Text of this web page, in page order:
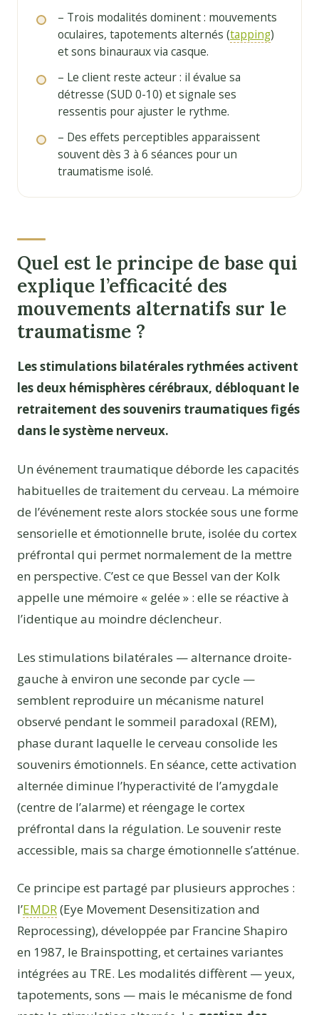
– Trois modalités dominent : mouvements
oculaires, tapotements alternés (tapping)
et sons binauraux via casque.
– Le client reste acteur : il évalue sa
détresse (SUD 0-10) et signale ses
ressentis pour ajuster le rythme.
– Des effets perceptibles apparaissent
souvent dès 3 à 6 séances pour un
traumatisme isolé.
Quel est le principe de base qui
explique l’efficacité des
mouvements alternatifs sur le
traumatisme ?
Les stimulations bilatérales rythmées activent
les deux hémisphères cérébraux, débloquant le
retraitement des souvenirs traumatiques figés
dans le système nerveux.
Un événement traumatique déborde les capacités
habituelles de traitement du cerveau. La mémoire
de l’événement reste alors stockée sous une forme
sensorielle et émotionnelle brute, isolée du cortex
préfrontal qui permet normalement de la mettre
en perspective. C’est ce que Bessel van der Kolk
appelle une mémoire « gelée » : elle se réactive à
l’identique au moindre déclencheur.
Les stimulations bilatérales — alternance droite-
gauche à environ une seconde par cycle —
semblent reproduire un mécanisme naturel
observé pendant le sommeil paradoxal (REM),
phase durant laquelle le cerveau consolide les
souvenirs émotionnels. En séance, cette activation
alternée diminue l’hyperactivité de l’amygdale
(centre de l’alarme) et réengage le cortex
préfrontal dans la régulation. Le souvenir reste
accessible, mais sa charge émotionnelle s’atténue.
Ce principe est partagé par plusieurs approches :
l’EMDR(Eye Movement Desensitization and
Reprocessing), développée par Francine Shapiro
en 1987, le Brainspotting, et certaines variantes
intégrées au TRE. Les modalités diffèrent — yeux,
tapotements, sons — mais le mécanisme de fond